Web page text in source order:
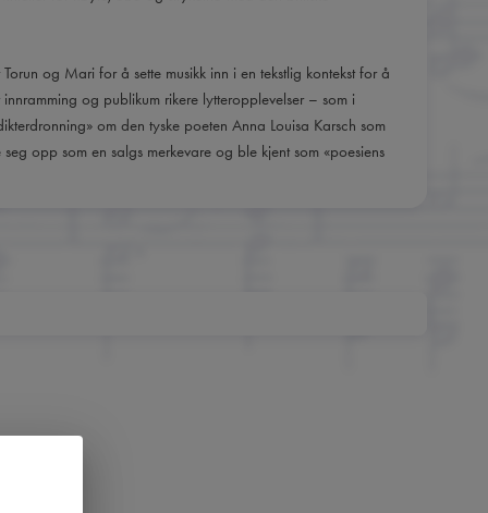
og Mari for å sette musikk inn i en tekstlig kontekst for å
og publikum rikere lytteropplevelser – som i
om den tyske poeten Anna Louisa Karsch som
opp som en salgs merkevare og ble kjent som «poesiens